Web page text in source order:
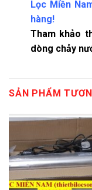
Lọc Miền
hàng!
Tham khảo
dòng chảy
SẢN PHẨM